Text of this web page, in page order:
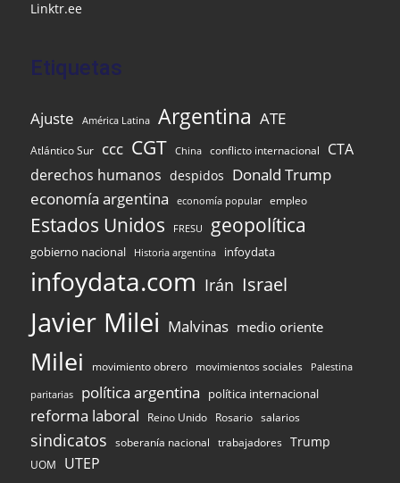
Linktr.ee
Etiquetas
Ajuste América Latina Argentina ATE
Atlántico Sur ccc CGT China conflicto internacional CTA
derechos humanos despidos Donald Trump
economía argentina
economía popular empleo
Estados Unidos FRESU geopolítica
gobierno nacional Historia argentina infoydata
infoydata.com Irán Israel
Javier Milei Malvinas medio oriente
Milei movimiento obrero movimientos sociales Palestina
paritarias política argentina política internacional
reforma laboral Reino Unido Rosario salarios
sindicatos soberanía nacional trabajadores Trump
UOM UTEP